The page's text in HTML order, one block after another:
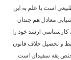
است با علم به اين
معادل هم چندان
ارشد خود را
و تحصيل خلاف قانون
يقه سفيدان است